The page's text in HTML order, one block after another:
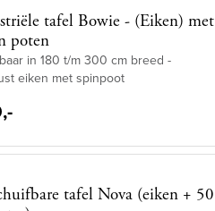
tafel Bowie - (Eiken) met
poten
in 180 t/m 300 cm breed -
eiken met spinpoot
tafel Nova (eiken + 50